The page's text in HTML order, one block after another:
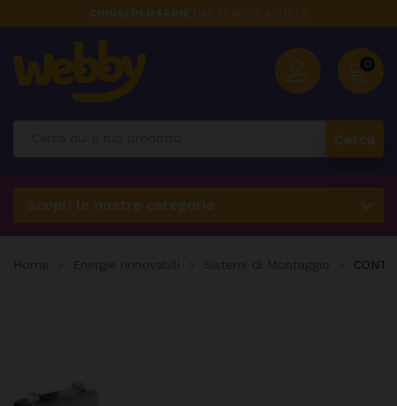
CHIUSI PER FERIE DAL 17 AL 23 AGOSTO
0
Cerca
Scopri le nostre categorie